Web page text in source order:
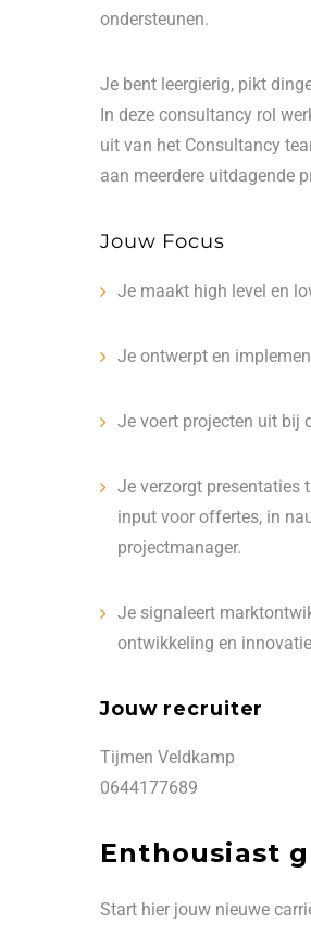
ondersteunen.
Je bent leergierig, pikt
In deze consultancy rol
uit van het Consultancy
aan meerdere uitdagende
Jouw Focus
Je maakt high level en
Je ontwerpt en
Je voert projecten uit bij
Je verzorgt presentaties
input voor offertes, in
projectmanager.
Je signaleert
ontwikkeling en
Jouw recruiter
Tijmen Veldkamp
0644177689
Enthousiast
Start hier jouw nieuwe